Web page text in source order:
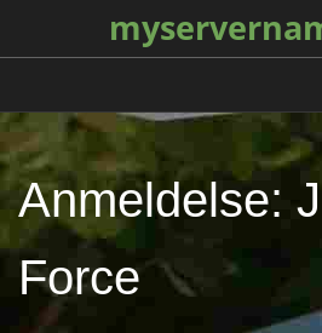
Anmeldelse:
Force